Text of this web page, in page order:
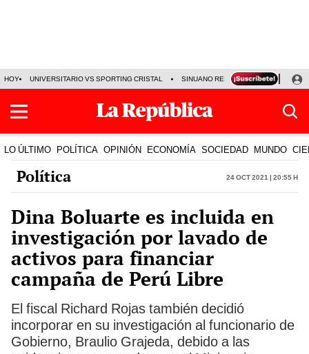
HOY UNIVERSITARIO VS SPORTING CRISTAL SINUANO RESULTADOS HOY
LO ÚLTIMO POLÍTICA OPINIÓN ECONOMÍA SOCIEDAD MUNDO
Política 24 Oct 2021 | 20:55 h
Dina Boluarte es incluida en
investigación por lavado de
activos para financiar
campaña de Perú Libre
El fiscal Richard Rojas también decidió
incorporar en su investigación al funcionario de
Gobierno, Braulio Grajeda, debido a las